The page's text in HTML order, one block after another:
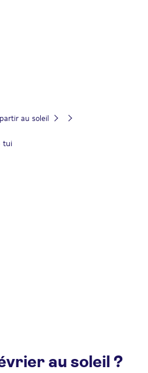
au soleil
au soleil ?